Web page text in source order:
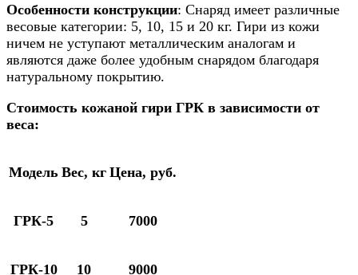
Особенности конструкции: Снаряд имеет различные
весовые категории: 5, 10, 15 и 20 кг. Гири из кожи
ничем не уступают металлическим аналогам и
являются даже более удобным снарядом благодаря
натуральному покрытию.
Стоимость кожаной гири ГРК в зависимости от
веса:
Модель Вес, кг Цена, руб.
ГРК-5 5 7000
ГРК-10 10 9000